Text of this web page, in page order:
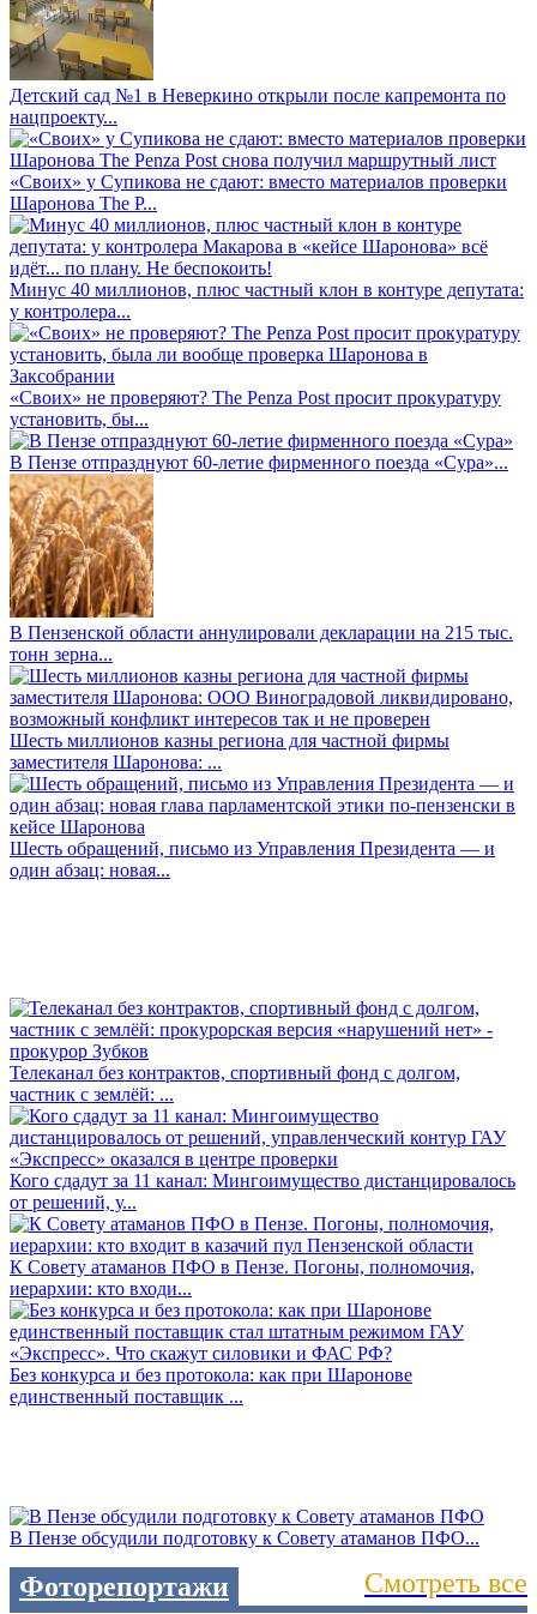
Детский сад №1 в Неверкино открыли после капремонта по
нацпроекту...
«Своих» у Супикова не сдают: вместо материалов проверки
Шаронова The P...
Минус 40 миллионов, плюс частный клон в контуре депутата:
у контролера...
«Своих» не проверяют? The Penza Post просит прокуратуру
установить, бы...
В Пензе отпразднуют 60-летие фирменного поезда «Сура»...
В Пензенской области аннулировали декларации на 215 тыс.
тонн зерна...
Шесть миллионов казны региона для частной фирмы
заместителя Шаронова: ...
Шесть обращений, письмо из Управления Президента — и
один абзац: новая...
Телеканал без контрактов, спортивный фонд с долгом,
частник с землёй: ...
Кого сдадут за 11 канал: Мингоимущество дистанцировалось
от решений, у...
К Совету атаманов ПФО в Пензе. Погоны, полномочия,
иерархии: кто входи...
Без конкурса и без протокола: как при Шаронове
единственный поставщик ...
В Пензе обсудили подготовку к Совету атаманов ПФО...
Фоторепортажи Смотреть все